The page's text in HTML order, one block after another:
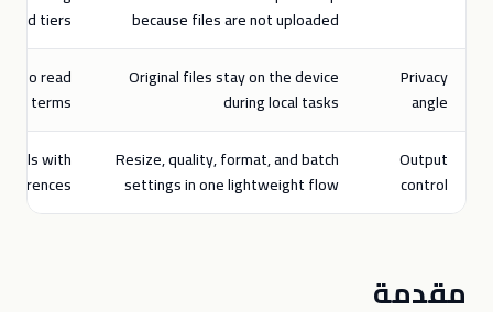
because files are not uploaded
paid tiers
Privacy
angle
Original files stay on the device
during local tasks
so read
terms
Output
control
Resize, quality, format, and batch
settings in one lightweight flow
with
مقدمة